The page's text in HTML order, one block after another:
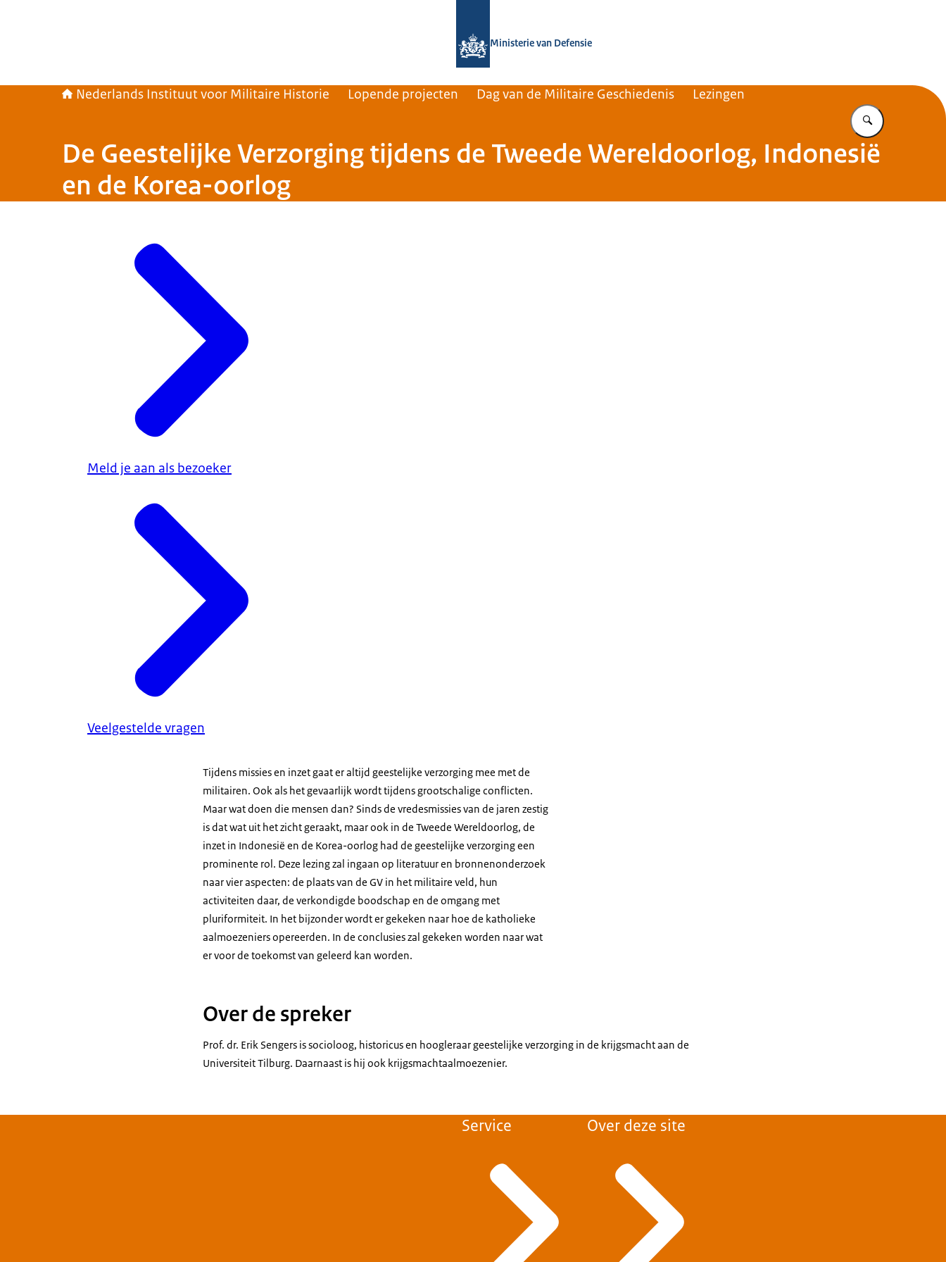
Ministerie van Defensie
Nederlands Instituut voor Militaire Historie Lopende projecten Dag van de Militaire Geschiedenis Lezingen
Vul in wat u
De Geestelijke Verzorging tijdens de Tweede Wereldoorlog, Indonesië
en de Korea-oorlog
Meld je aan als bezoeker
Veelgestelde vragen
Tijdens missies en inzet gaat er altijd geestelijke verzorging mee met de
militairen. Ook als het gevaarlijk wordt tijdens grootschalige conflicten.
Maar wat doen die mensen dan? Sinds de vredesmissies van de jaren zestig
is dat wat uit het zicht geraakt, maar ook in de Tweede Wereldoorlog, de
inzet in Indonesië en de Korea-oorlog had de geestelijke verzorging een
prominente rol. Deze lezing zal ingaan op literatuur en bronnenonderzoek
naar vier aspecten: de plaats van de GV in het militaire veld, hun
activiteiten daar, de verkondigde boodschap en de omgang met
pluriformiteit. In het bijzonder wordt er gekeken naar hoe de katholieke
aalmoezeniers opereerden. In de conclusies zal gekeken worden naar wat
er voor de toekomst van geleerd kan worden.
Over de spreker
Prof. dr. Erik Sengers is socioloog, historicus en hoogleraar geestelijke verzorging in de krijgsmacht aan de
Universiteit Tilburg. Daarnaast is hij ook krijgsmachtaalmoezenier.
Service Over deze site